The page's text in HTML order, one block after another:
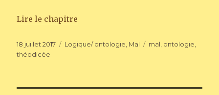
Lire le chapitre
Publié
le
18 juillet 2017 Catégories
Logique/ ontologie Mal Étiquettes
mal ontologie
théodicée